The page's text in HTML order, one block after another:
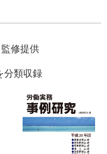
監修提供
分類収録